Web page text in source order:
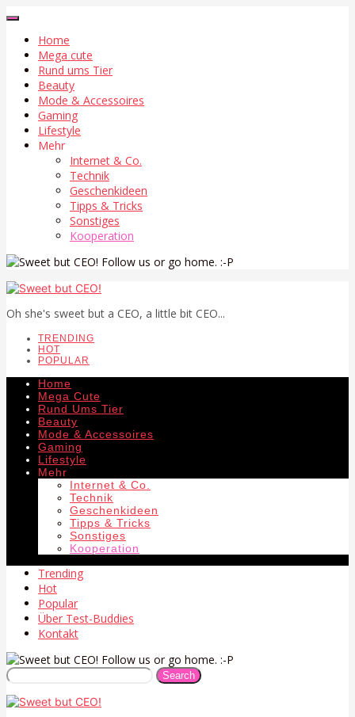
Home
Mega cute
Rund ums Tier
Beauty
Mode & Accessoires
Gaming
Lifestyle
Mehr
Internet & Co.
Technik
Geschenkideen
Tipps & Tricks
Sonstiges
Kooperation
Follow us or go home. :-P
Oh she's sweet but a CEO, a little bit CEO...
TRENDING
HOT
POPULAR
Home
Mega Cute
Rund Ums Tier
Beauty
Mode & Accessoires
Gaming
Lifestyle
Mehr
Internet & Co.
Technik
Geschenkideen
Tipps & Tricks
Sonstiges
Kooperation
Trending
Hot
Popular
Über Test-Buddies
Kontakt
Follow us or go home. :-P
Search